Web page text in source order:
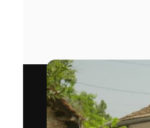
Видео
Видеоролик
Моушн-дизайн
Видеошаблоны
Иконки
3D-модели
Шрифты